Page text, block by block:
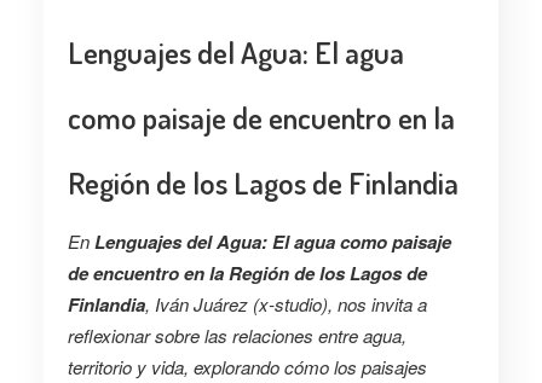
Lenguajes del Agua: El agua
como paisaje de encuentro en la
Región de los Lagos de Finlandia
EnLenguajes del Agua: El agua como paisaje
de encuentro en la Región de los Lagos de
Finlandia, Iván Juárez (x-studio), nos invita a
reflexionar sobre las relaciones entre agua,
territorio y vida, explorando cómo los paisajes